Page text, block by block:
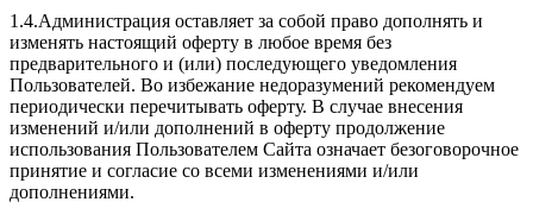
1.4.Администрация оставляет за собой право дополнять и
изменять настоящий оферту в любое время без
предварительного и (или) последующего уведомления
Пользователей. Во избежание недоразумений рекомендуем
периодически перечитывать оферту. В случае внесения
изменений и/или дополнений в оферту продолжение
использования Пользователем Сайта означает безоговорочное
принятие и согласие со всеми изменениями и/или
дополнениями.